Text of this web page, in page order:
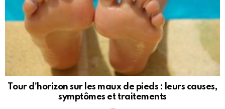
Tour d’horizon sur les maux de pieds : leurs causes,
symptômes et traitements